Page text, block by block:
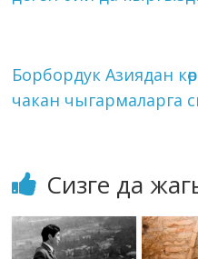
кино тармагынын
Борбордук Азиядан
чакан чыгармаларга
Сизге да